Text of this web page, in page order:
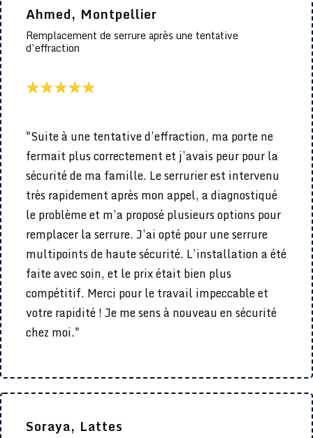
Ahmed, Montpellier
Remplacement de serrure après une tentative
d’effraction
"Suite à une tentative d’effraction, ma porte ne
fermait plus correctement et j’avais peur pour la
sécurité de ma famille. Le serrurier est intervenu
très rapidement après mon appel, a diagnostiqué
le problème et m’a proposé plusieurs options pour
remplacer la serrure. J’ai opté pour une serrure
multipoints de haute sécurité. L’installation a été
faite avec soin, et le prix était bien plus
compétitif. Merci pour le travail impeccable et
votre rapidité ! Je me sens à nouveau en sécurité
chez moi."
Soraya, Lattes